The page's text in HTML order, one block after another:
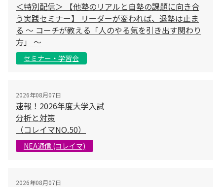
＜特別配信＞ 【他塾のリアルと自塾の課題に向き合
う実践セミナー】 リーダーが変われば、退塾は止ま
る 〜 コーチが教える「人のやる気を引き出す関わり
方」 〜
セミナー・学習会
2026年08月07日
速報！2026年度大学入試
分析と対策
（コレイマNO.50）
NEA通信 (コレイマ)
2026年08月07日